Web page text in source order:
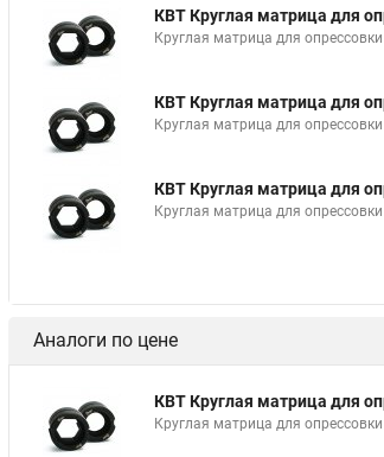
КВТ Круглая матрица для
Круглая матрица для
КВТ Круглая матрица для
Круглая матрица для
КВТ Круглая матрица для
Круглая матрица для
Аналоги по цене
КВТ Круглая матрица для
Круглая матрица для